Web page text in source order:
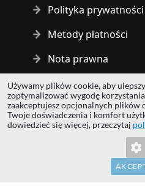
Polityka prywatności
Metody płatności
Nota prawna
Copyright © 2014 - 2026 MS
| All logos and trademarks are
owners.
Używamy plików cookie, aby
zoptymalizować wygodę
zaakceptujesz opcjonalnych plików
Twoje doświadczenia i komfort
dowiedzieć się więcej, przeczytaj